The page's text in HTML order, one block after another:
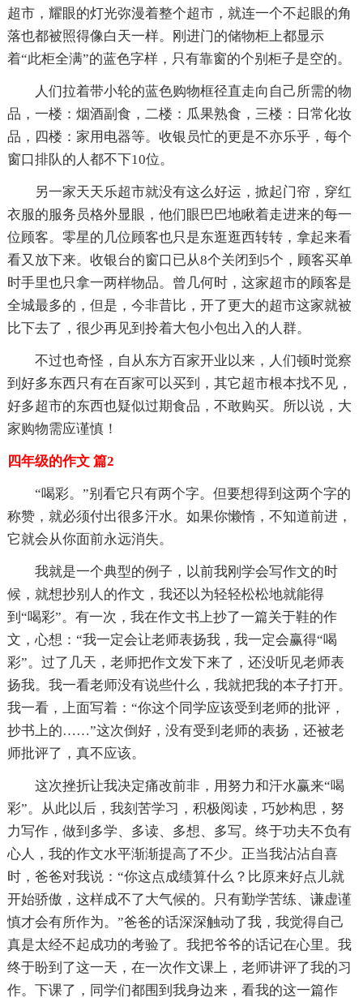
超市，耀眼的灯光弥漫着整个超市，就连一个不起眼的角
落也都被照得像白天一样。刚进门的储物柜上都显示
着“此柜全满”的蓝色字样，只有靠窗的个别柜子是空的。
人们拉着带小轮的蓝色购物框径直走向自己所需的物
品，一楼：烟酒副食，二楼：瓜果熟食，三楼：日常化妆
品，四楼：家用电器等。收银员忙的更是不亦乐乎，每个
窗口排队的人都不下10位。
另一家天天乐超市就没有这么好运，掀起门帘，穿红
衣服的服务员格外显眼，他们眼巴巴地瞅着走进来的每一
位顾客。零星的几位顾客也只是东逛逛西转转，拿起来看
看又放下来。收银台的窗口已从8个关闭到5个，顾客买单
时手里也只拿一两样物品。曾几何时，这家超市的顾客是
全城最多的，但是，今非昔比，开了更大的超市这家就被
比下去了，很少再见到拎着大包小包出入的人群。
不过也奇怪，自从东方百家开业以来，人们顿时觉察
到好多东西只有在百家可以买到，其它超市根本找不见，
好多超市的东西也疑似过期食品，不敢购买。所以说，大
家购物需应谨慎！
四年级的作文 篇2
“喝彩。”别看它只有两个字。但要想得到这两个字的
称赞，就必须付出很多汗水。如果你懒惰，不知道前进，
它就会从你面前永远消失。
我就是一个典型的例子，以前我刚学会写作文的时
候，就想抄别人的作文，我还以为轻轻松松地就能得
到“喝彩”。有一次，我在作文书上抄了一篇关于鞋的作
文，心想：“我一定会让老师表扬我，我一定会赢得“喝
彩”。过了几天，老师把作文发下来了，还没听见老师表
扬我。我一看老师没有说些什么，我就把我的本子打开。
我一看，上面写着：“你这个同学应该受到老师的批评，
抄书上的……”这次倒好，没有受到老师的表扬，还被老
师批评了，真不应该。
这次挫折让我决定痛改前非，用努力和汗水赢来“喝
彩”。从此以后，我刻苦学习，积极阅读，巧妙构思，努
力写作，做到多学、多读、多想、多写。终于功夫不负有
心人，我的作文水平渐渐提高了不少。正当我沾沾自喜
时，爸爸对我说：“你这点成绩算什么？比原来好点儿就
开始骄傲，这样成不了大气候的。只有勤学苦练、谦虚谨
慎才会有所作为。”爸爸的话深深触动了我，我觉得自己
真是太经不起成功的考验了。我把爷爷的话记在心里。我
终于盼到了这一天，在一次作文课上，老师讲评了我的习
作。下课了，同学们都围到我身边来，看我的这一篇作